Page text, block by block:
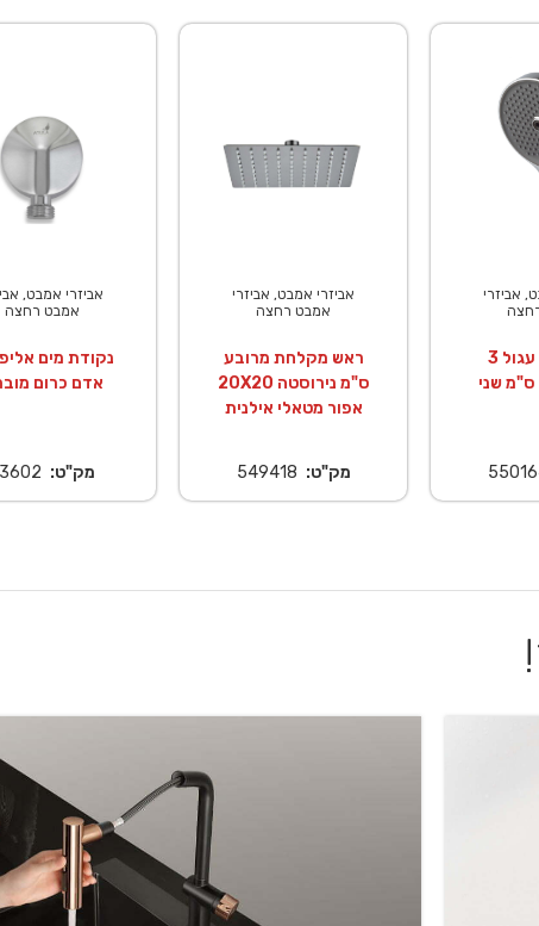
אביזרי
מקלח יד עגול 3
אביזרי אמבט, אביזרי
אמבט רחצה
ראש מקלחת מרובע
20X20 ס"מ נירוסטה
אפור מטאלי אילנית
מק"ט: 549418
אביזרי אמבט,
אמבט רחצה
נקודת מים
אדם כרום
מק"ט: